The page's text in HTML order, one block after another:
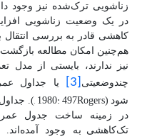
زناشویی ترک‌شده نیز وجود
در یک وضعیت زناشویی
کاهشی قادر به بررسی
هم‌چنین امکان مطالعه
نیز ندارند، بایستی از مدل
چند‌وضعیتی [3] یا جداول
شود (
Rogers
, 1980: 497
).
در زمینه ساخت جدول عمر
تک‌کاهشی به وجود آمده‌اند.